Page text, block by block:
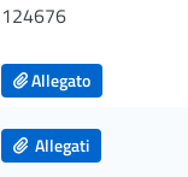
124676
Allegato
Allegati